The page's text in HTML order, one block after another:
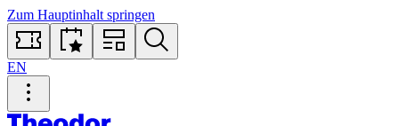
Zum Hauptinhalt springen
EN